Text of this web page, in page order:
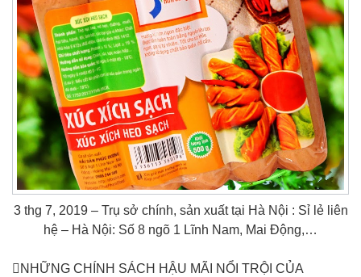
3 thg 7, 2019 – Trụ sở chính, sản xuất tại Hà Nội : Sỉ lẻ liên
hệ – Hà Nội: Số 8 ngõ 1 Lĩnh Nam, Mai Động,…
NHỮNG CHÍNH SÁCH HẬU MÃI NỔI TRỘI CỦA